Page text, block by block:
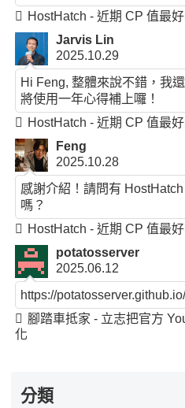
HostHatch - 近期 CP 值最
Jarvis Lin
2025.10.29
Hi Feng, 整體來說不錯，我
將使用一年心得補上囉！
HostHatch - 近期 CP 值最
Feng
2025.10.28
感謝介紹！請問有
嗎？
HostHatch - 近期 CP 值最
potatosserver
2025.06.12
https://
腳踏車抵家 - 立志把官方
化
分類